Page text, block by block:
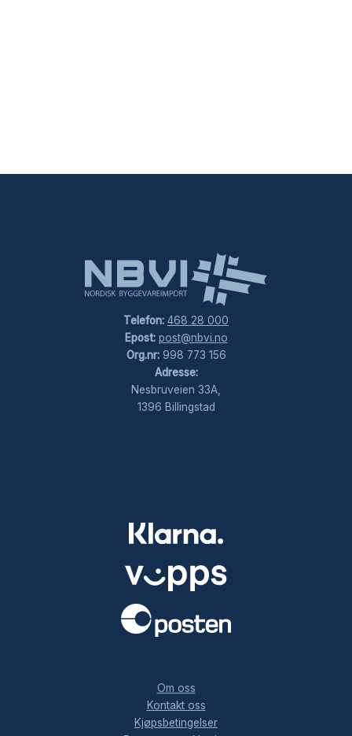
Telefon: 468 28 000
Epost: post@nbvi.no
Org.nr:998 773 156
Adresse:
Nesbruveien 33A,
1396 Billingstad
Om oss
Kontakt oss
Kjøpsbetingelser